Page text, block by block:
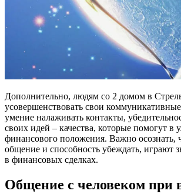
Дополнительно, людям со 2 домом в
усовершенствовать свои
умение налаживать контакты,
своих идей – качества, которые помогут в
финансового положения. Важно осознать,
общение и способность убеждать, играют
в финансовых сделках.
Общение с человеком при